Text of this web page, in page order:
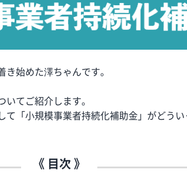
始めた澤ちゃんです。
てご紹介します。
て 「小規模事業者持続化補助金」がどう
《 目次 》